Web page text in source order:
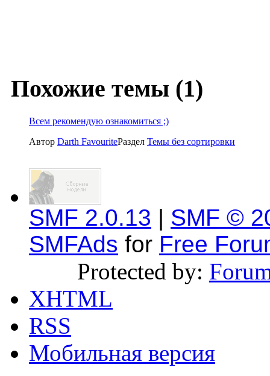
Похожие темы (1)
Всем рекомендую ознакомиться ;)
Автор Darth FavouriteРаздел Темы без сортировки
SMF 2.0.13 | SMF ©
SMFAds for Free
Protected by:
XHTML
RSS
Мобильная версия